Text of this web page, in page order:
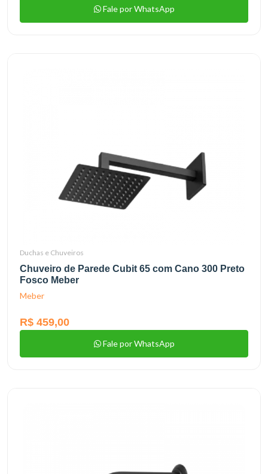
Fale por WhatsApp
Duchas e Chuveiros
Chuveiro de Parede Cubit 65 com Cano 300 Preto
Fosco Meber
Meber
R$ 459,00
Fale por WhatsApp